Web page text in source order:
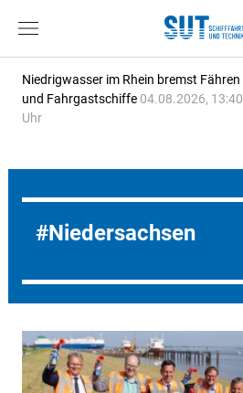
Niedrigwasser im Rhein bremst Fähren
und Fahrgastschiffe 04.08.2026, 13:40
Uhr
Niedersachsen